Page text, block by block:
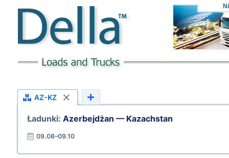
AZ-KZ
Ładunki: Azerbejdżan — Kazachstan
09.08–09.10